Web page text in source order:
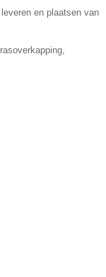
en plaatsen van